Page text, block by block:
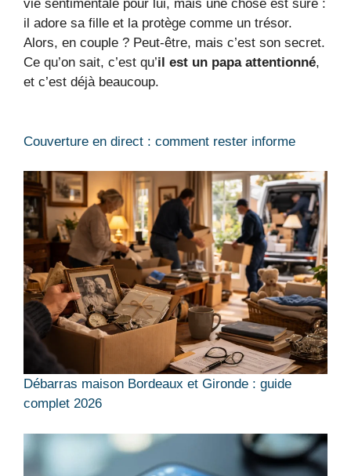
vie sentimentale pour lui, mais une chose est sûre :
il adore sa fille et la protège comme un trésor.
Alors, en couple ? Peut-être, mais c’est son secret.
Ce qu’on sait, c’est qu’il est un papa attentionné,
et c’est déjà beaucoup.
Couverture en direct : comment rester informe
Débarras maison Bordeaux et Gironde : guide
complet 2026